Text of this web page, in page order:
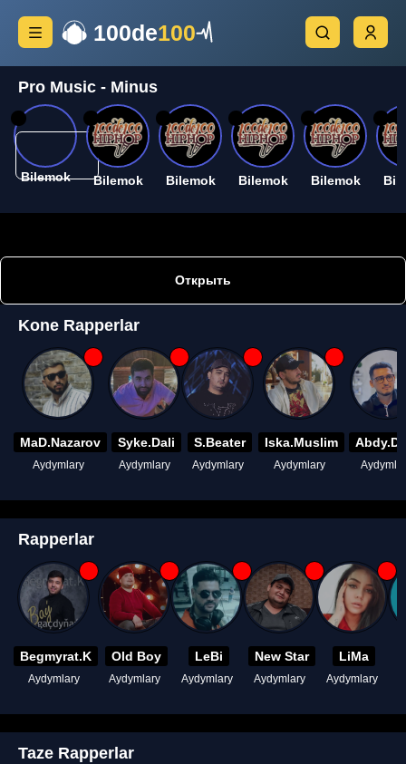
100de100
Pro Music - Minus
Bilemok Bilemok Bilemok Bilemok Bilemok
Открыть
Kone Rapperlar
MaD.Nazarov
Aydymlary
Syke.Dali
Aydymlary
S.Beater
Aydymlary
Iska.Muslim
Aydymlary
Rapperlar
Begmyrat.K
Aydymlary
Old Boy
Aydymlary
LeBi
Aydymlary
New Star
Aydymlary
LiMa
Aydymlary
Taze Rapperlar